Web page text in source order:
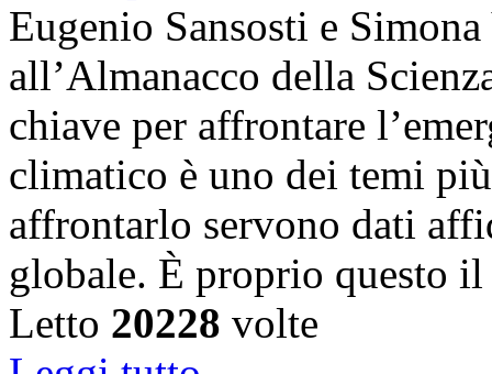
Eugenio Sansosti e
all’Almanacco della
chiave per affrontare
climatico è uno dei temi
affrontarlo servono dati
globale. È proprio questo
Letto 20228 volte